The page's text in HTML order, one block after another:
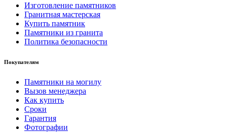
Изготовление памятников
Гранитная мастерская
Купить памятник
Памятники из гранита
Политика безопасности
Покупателям
Памятники на могилу
Вызов менеджера
Как купить
Сроки
Гарантия
Фотографии